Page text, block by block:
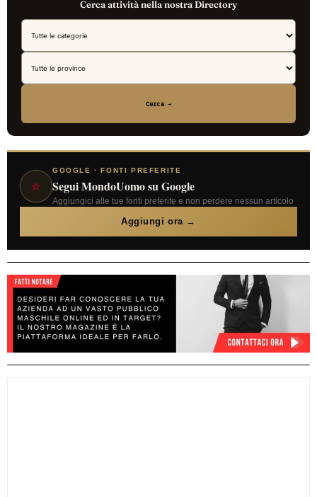
Cerca attività nella nostra Directory
Cerca →
⭐
GOOGLE · FONTI PREFERITE
Segui MondoUomo su Google
Aggiungici alle tue fonti preferite e non perdere nessun articolo
Aggiungi ora →